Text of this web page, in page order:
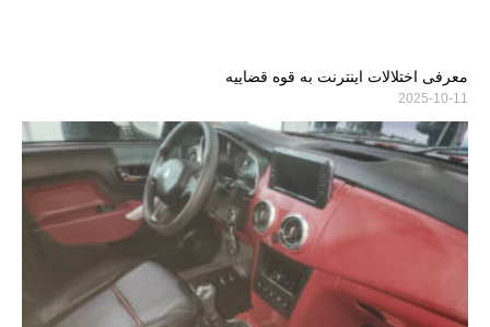
معرفی اختلالات اینترنت به قوه قضاییه
2025-10-11